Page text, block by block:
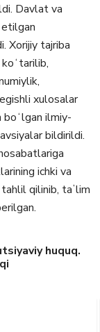
Davlat va
Xorijiy tajriba
xulosalar
boʻlgan ilmiy-
bildirildi.
ichki va
qilinib, taʼlim
huquq.